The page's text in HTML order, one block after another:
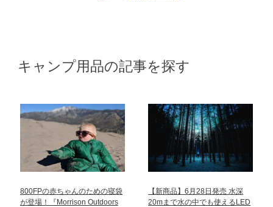
キャンプ用品の記事を探す
800FPの赤ちゃんのための寝袋
が登場！『Morrison Outdoors
【新商品】6月28日発売 水深
20mまで水の中でも使えるLED